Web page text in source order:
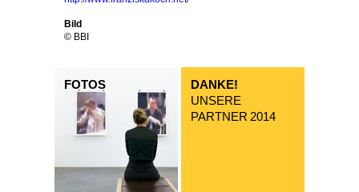
Bild
© BBI
FOTOS
DANKE!
UNSERE
PARTNER 2014